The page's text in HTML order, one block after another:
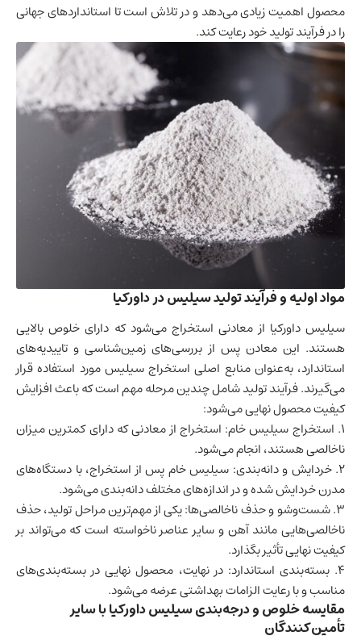
محصول اهمیت زیادی می‌دهد و در تلاش است تا استانداردهای جهانی
را در فرآیند تولید خود رعایت کند.
مواد اولیه و فرآیند تولید سیلیس در داورکیا
سیلیس داورکیا از معادنی استخراج می‌شود که دارای خلوص بالایی
هستند. این معادن پس از بررسی‌های زمین‌شناسی و تاییدیه‌های
استاندارد، به‌عنوان منابع اصلی استخراج سیلیس مورد استفاده قرار
می‌گیرند. فرآیند تولید شامل چندین مرحله مهم است که باعث افزایش
کیفیت محصول نهایی می‌شود:
1. استخراج سیلیس خام: استخراج از معادنی که دارای کمترین میزان
ناخالصی هستند، انجام می‌شود.
2. خردایش و دانه‌بندی: سیلیس خام پس از استخراج، با دستگاه‌های
مدرن خردایش شده و در اندازه‌های مختلف دانه‌بندی می‌شود.
3. شست‌وشو و حذف ناخالصی‌ها: یکی از مهم‌ترین مراحل تولید، حذف
ناخالصی‌هایی مانند آهن و سایر عناصر ناخواسته است که می‌تواند بر
کیفیت نهایی تأثیر بگذارد.
4. بسته‌بندی استاندارد: در نهایت، محصول نهایی در بسته‌بندی‌های
مناسب و با رعایت الزامات بهداشتی عرضه می‌شود.
مقایسه خلوص و درجه‌بندی سیلیس داورکیا با سایر
تأمین‌کنندگان